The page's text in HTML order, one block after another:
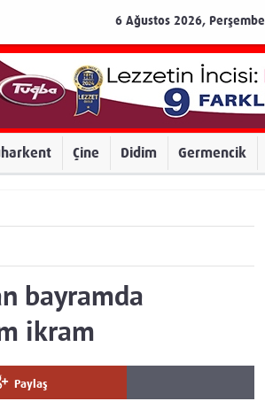
6 Ağustos 2026, Perşembe
Çine Didim Germencik
bayramda
ikram
Paylaş